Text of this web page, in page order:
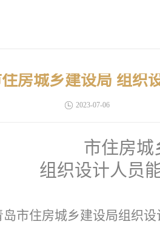
房城乡建设局 组织
2023-07-06
市住房城
组织设计人员
岛市住房城乡建设局组织